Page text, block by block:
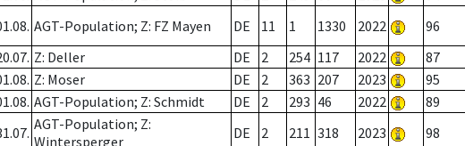
AGT-Population; Z: FZ Mayen DE 11 1 1330 2022 96
Z: Deller DE 2 254 117 2022 87
Z: Moser DE 2 363 207 2023 95
AGT-Population; Z: Schmidt DE 2 293 46 2022 89
AGT-Population; Z:
Wintersperger
DE 2 211 318 2023 98